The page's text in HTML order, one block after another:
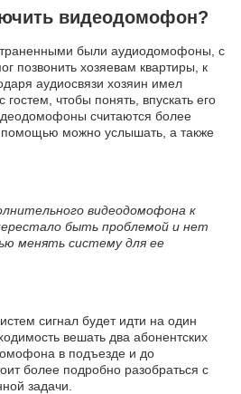
видеодомофон?
были аудиодомофоны, с
позвонить хозяевам квартиры, к
аудиосвязи хозяин имел
чтобы понять, впускать его
считаются более
можно услышать, а также
видеодомофона к
быть проблемой и нет
менять систему для ее
сигнал будет идти на один
вешать два абонентских
в подъезде и до
более подробно разобраться с
задачи.